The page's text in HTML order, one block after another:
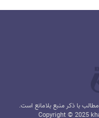
با ذکر منبع بلامانع است.
Copyright © 2025